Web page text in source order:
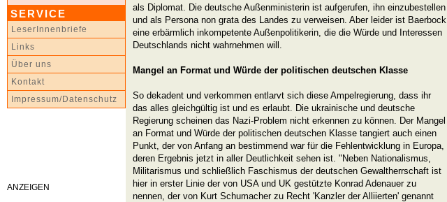
SERVICE
LeserInnenbriefe
Links
Über uns
Kontakt
Impressum/Datenschutz
ANZEIGEN
als Diplomat. Die deutsche Außenministerin ist aufgerufen, ihn einzubestellen
und als Persona non grata des Landes zu verweisen. Aber leider ist Baerbock
eine erbärmlich inkompetente Außenpolitikerin, die die Würde und Interessen
Deutschlands nicht wahrnehmen will.
Mangel an Format und Würde der politischen deutschen Klasse
So dekadent und verkommen entlarvt sich diese Ampelregierung, dass ihr
das alles gleichgültig ist und es erlaubt. Die ukrainische und deutsche
Regierung scheinen das Nazi-Problem nicht erkennen zu können. Der Mangel
an Format und Würde der politischen deutschen Klasse tangiert auch einen
Punkt, der von Anfang an bestimmend war für die Fehlentwicklung in Europa,
deren Ergebnis jetzt in aller Deutlichkeit sehen ist. "Neben Nationalismus,
Militarismus und schließlich Faschismus der deutschen Gewaltherrschaft ist
hier in erster Linie der von USA und UK gestützte Konrad Adenauer zu
nennen, der von Kurt Schumacher zu Recht 'Kanzler der Alliierten' genannt